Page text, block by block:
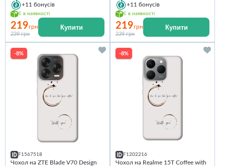
+11 бонусів
Є в наявності
219грн
239 грн
Купити
+11 бонусів
Є в наявності
219грн
239 грн
Купити
-8%
F1567518
Чохол на ZTE Blade V70 Design
-8%
F1202216
Чохол на Realme 15T Coffee with